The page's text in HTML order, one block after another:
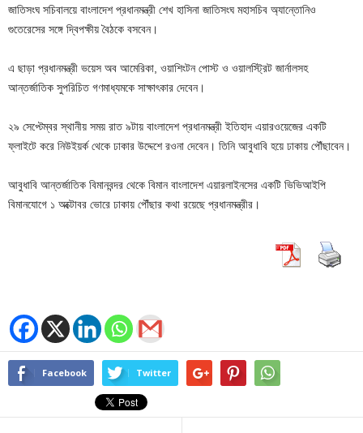
জাতিসংঘ সচিবালয়ে বাংলাদেশ প্রধানমন্ত্রী শেখ হাসিনা জাতিসংঘ মহাসচিব অ্যান্তোনিও
গুতেরেসের সঙ্গে দ্বিপক্ষীয় বৈঠকে বসবেন।
এ ছাড়া প্রধানমন্ত্রী ভয়েস অব আমেরিকা, ওয়াশিংটন পোস্ট ও ওয়ালস্ট্রিট জার্নালসহ
আন্তর্জাতিক সুপরিচিত গণমাধ্যমকে সাক্ষাৎকার দেবেন।
২৯ সেপ্টেম্বর স্থানীয় সময় রাত ৯টায় বাংলাদেশ প্রধানমন্ত্রী ইতিহাদ এয়ারওয়েজের একটি
ফ্লাইটে করে নিউইয়র্ক থেকে ঢাকার উদ্দেশে রওনা দেবেন। তিনি আবুধাবি হয়ে ঢাকায় পৌঁছাবেন।
আবুধাবি আন্তর্জাতিক বিমানবন্দর থেকে বিমান বাংলাদেশ এয়ারলাইনসের একটি ভিভিআইপি
বিমানযোগে ১ অক্টোবর ভোরে ঢাকায় পৌঁছার কথা রয়েছে প্রধানমন্ত্রীর।
Facebook Twitter